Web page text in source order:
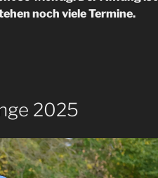
noch viele Termine.
2025